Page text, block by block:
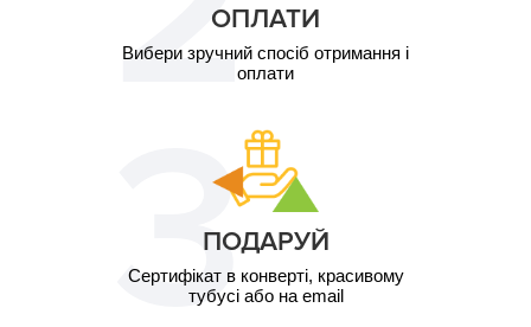
ОПЛАТИ
Вибери зручний спосіб отримання і
оплати
ПОДАРУЙ
Сертифікат в конверті, красивому
тубусі або на email